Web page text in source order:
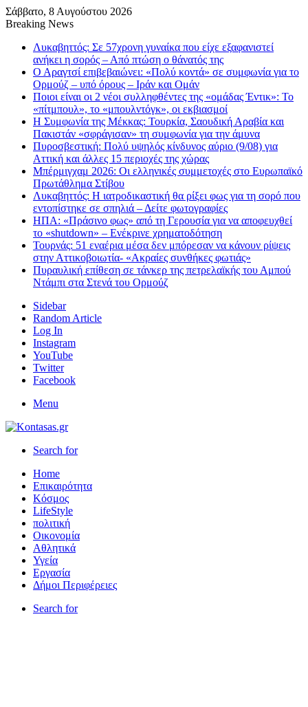
Σάββατο, 8 Αυγούστου 2026
Breaking News
Λυκαβηττός: Σε 57χρονη γυναίκα που είχε εξαφανιστεί
ανήκει η σορός – Από πτώση ο θάνατός της
Ο Αραγτσί επιβεβαιώνει: «Πολύ κοντά» σε συμφωνία για το
Ορμούζ – υπό όρους – Ιράν και Ομάν
Ποιοι είναι οι 2 νέοι συλληφθέντες της «ομάδας Έντικ»: Το
«πίτμπουλ», το «μπουλντόγκ», οι εκβιασμοί
Η Συμφωνία της Μέκκας: Τουρκία, Σαουδική Αραβία και
Πακιστάν «σφράγισαν» τη συμφωνία για την άμυνα
Πυροσβεστική: Πολύ υψηλός κίνδυνος αύριο (9/08) για
Αττική και άλλες 15 περιοχές της χώρας
Μπέρμιγχαμ 2026: Οι ελληνικές συμμετοχές στο Ευρωπαϊκό
Πρωτάθλημα Στίβου
Λυκαβηττός: Η ιατροδικαστική θα ρίξει φως για τη σορό που
εντοπίστηκε σε σπηλιά – Δείτε φωτογραφίες
ΗΠΑ: «Πράσινο φως» από τη Γερουσία για να αποφευχθεί
το «shutdown» – Ενέκρινε χρηματοδότηση
Τουρνάς: 51 εναέρια μέσα δεν μπόρεσαν να κάνουν ρίψεις
στην Αττικοβοιωτία- «Ακραίες συνθήκες φωτιάς»
Πυραυλική επίθεση σε τάνκερ της πετρελαϊκής του Αμπού
Ντάμπι στα Στενά του Ορμούζ
Sidebar
Random Article
Log In
Instagram
YouTube
Twitter
Facebook
Menu
Search for
Home
Επικαιρότητα
Κόσμος
LifeStyle
πολιτική
Οικονομία
Αθλητικά
Υγεία
Εργασία
Δήμοι Περιφέρειες
Search for